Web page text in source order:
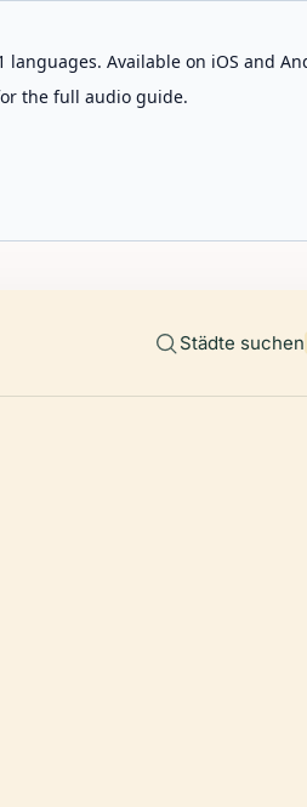
Available on iOS and
the full audio guide.
Städte suchen